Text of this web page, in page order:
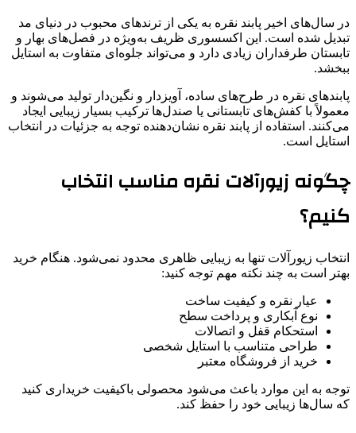
در سال‌های اخیر پابند نقره به یکی از ترندهای محبوب در دنیای مد
تبدیل شده است. این اکسسوری ظریف به‌ویژه در فصل‌های بهار و
تابستان طرفداران زیادی دارد و می‌تواند جلوه‌ای متفاوت به استایل
ببخشد.
پابندهای نقره در طرح‌های ساده، آویزدار و نگین‌دار تولید می‌شوند و
معمولاً با کفش‌های تابستانی یا صندل‌ها ترکیب بسیار زیبایی ایجاد
می‌کنند. استفاده از پابند نقره نشان‌دهنده توجه به جزئیات در انتخاب
استایل است.
چگونه زیورآلات نقره مناسب انتخاب
کنیم؟
انتخاب زیورآلات تنها به زیبایی ظاهری محدود نمی‌شود. هنگام خرید
بهتر است به چند نکته مهم توجه کنید:
عیار نقره و کیفیت ساخت
نوع آبکاری و پرداخت سطح
استحکام قفل و اتصالات
طراحی متناسب با استایل شخصی
خرید از فروشگاه معتبر
توجه به این موارد باعث می‌شود محصولی باکیفیت خریداری کنید
که سال‌ها زیبایی خود را حفظ کند.